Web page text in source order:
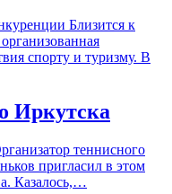
Близится к
спорту и туризму. В
Иркутска
теннисного
пригласил в этом
Казалось,…